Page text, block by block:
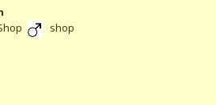
shop